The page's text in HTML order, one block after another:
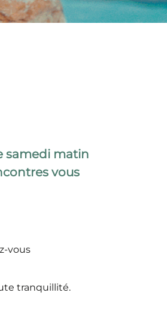
samedi matin
vous
vous
tranquillité.